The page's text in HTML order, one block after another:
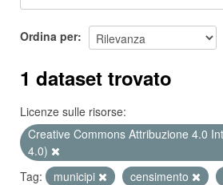
Ordina per
1 dataset trovato
Licenze sulle risorse:
Creative Commons Attribuzione 4.0
4.0)
Tag:
municipi censimento